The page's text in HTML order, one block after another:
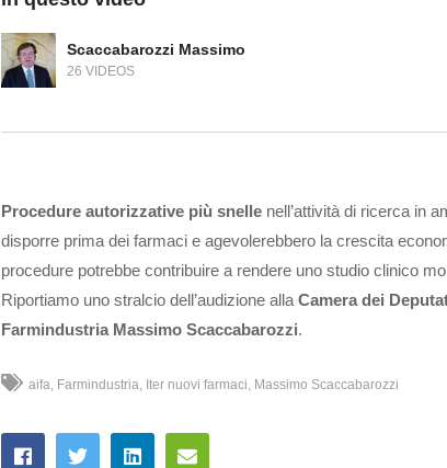
Scaccabarozzi Massimo
26 VIDEOS
Procedure autorizzative più snelle nell’attività di ricerca in
disporre prima dei farmaci e agevolerebbero la crescita
procedure potrebbe contribuire a rendere uno studio clinico
Riportiamo uno stralcio dell’audizione alla Camera dei
Farmindustria Massimo Scaccabarozzi.
aifa Farmindustria Iter nuovi farmaci Massimo Scaccabarozzi